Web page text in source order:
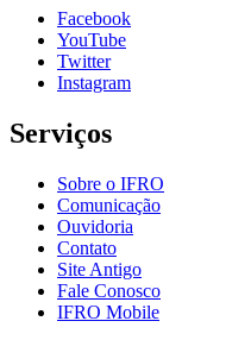
Facebook
YouTube
Twitter
Instagram
Serviços
Sobre o IFRO
Comunicação
Ouvidoria
Contato
Site Antigo
Fale Conosco
IFRO Mobile